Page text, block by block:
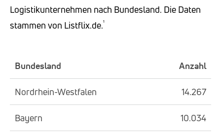
Logistikunternehmen nach Bundesland. Die Daten
stammen von Listflix.de.¹
Bundesland Anzahl
Nordrhein-Westfalen 14.267
Bayern 10.034